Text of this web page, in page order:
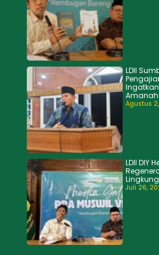
LDII
Amanah
Agustus
LDII DIY
Juli 26,